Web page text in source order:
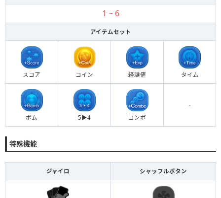
1 ~ 6
アイテムセット
スコア コイン 経験値 タイム
ボム 5▶︎4 コンボ
-
特殊機能
ジャイロ シャッフルボタン